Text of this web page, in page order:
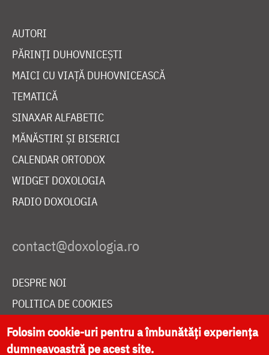
AUTORI
PĂRINȚI DUHOVNICEȘTI
MAICI CU VIAȚĂ DUHOVNICEASCĂ
TEMATICĂ
SINAXAR ALFABETIC
MĂNĂSTIRI ȘI BISERICI
CALENDAR ORTODOX
WIDGET DOXOLOGIA
RADIO DOXOLOGIA
DESPRE NOI
POLITICA DE COOKIES
DONEAZĂ ONLINE PENTRU CATEDRALA NAȚIONALĂ
Folosim cookie-uri pentru a îmbunătăți experiența
dumneavoastră pe acest site.